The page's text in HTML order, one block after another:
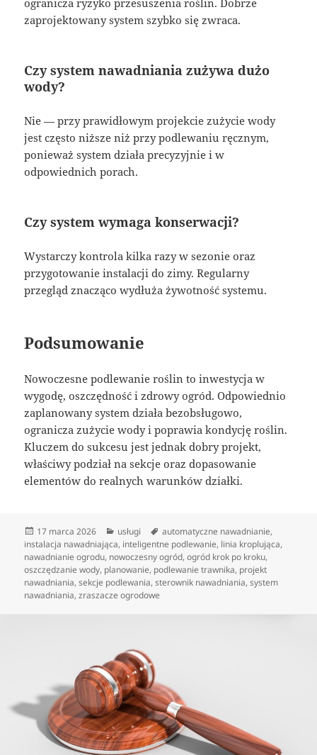
zaprojektowany system szybko się zwraca.
Czy system nawadniania zużywa dużo
wody?
Nie — przy prawidłowym projekcie zużycie wody
jest często niższe niż przy podlewaniu ręcznym,
ponieważ system działa precyzyjnie i w
odpowiednich porach.
Czy system wymaga konserwacji?
Wystarczy kontrola kilka razy w sezonie oraz
przygotowanie instalacji do zimy. Regularny
przegląd znacząco wydłuża żywotność systemu.
Podsumowanie
Nowoczesne podlewanie roślin to inwestycja w
wygodę, oszczędność i zdrowy ogród. Odpowiednio
zaplanowany system działa bezobsługowo,
ogranicza zużycie wody i poprawia kondycję roślin.
Kluczem do sukcesu jest jednak dobry projekt,
właściwy podział na sekcje oraz dopasowanie
elementów do realnych warunków działki.
Data
publikacji
17 marca 2026 Kategorie
usługi Tagi
automatyczne nawadnianie,
instalacja nawadniająca, inteligentne podlewanie, linia kroplująca,
nawadnianie ogrodu, nowoczesny ogród,ogród krok po kroku,
oszczędzanie wody, planowanie, podlewanie trawnika, projekt
nawadniania,sekcje podlewania,sterownik nawadniania,system
nawadniania,zraszacze ogrodowe